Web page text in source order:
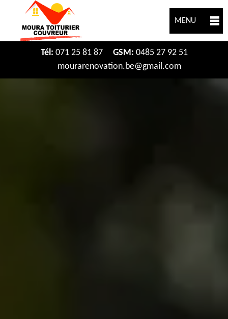
MENU
Tél: 071 25 81 87 GSM: 0485 27 92 51
mourarenovation.be@gmail.com